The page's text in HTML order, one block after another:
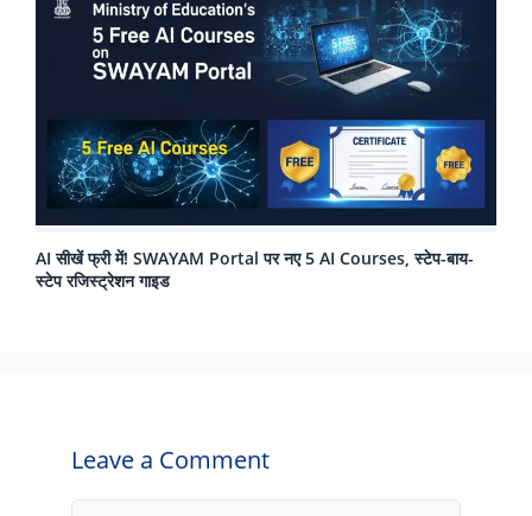
AI सीखें फ्री में! SWAYAM Portal पर नए 5 AI Courses, स्टेप-बाय-
स्टेप रजिस्ट्रेशन गाइड
Leave a Comment